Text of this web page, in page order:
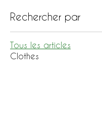
Rechercher par
Tous les articles
Clothes